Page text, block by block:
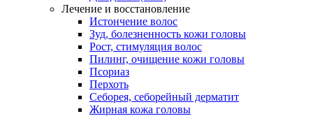
Лечение и восстановление
Истончение волос
Зуд, болезненность кожи головы
Рост, стимуляция волос
Пилинг, очищение кожи головы
Псориаз
Перхоть
Себорея, себорейный дерматит
Жирная кожа головы